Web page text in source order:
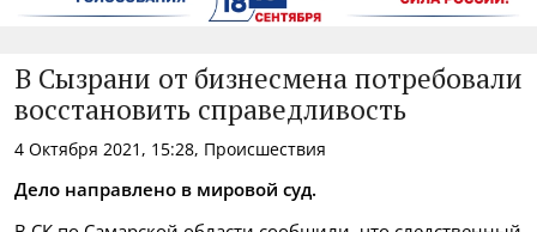
В Сызрани от бизнесмена потребовали
восстановить справедливость
4 Октября 2021, 15:28, Происшествия
Дело направлено в мировой суд.